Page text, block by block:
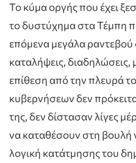
Το κύμα οργής που έχει
το δυστύχημα στα Τέμπη
επόμενα μεγάλα ραντεβού
καταλήψεις,
επίθεση από την πλευρά
κυβερνήσεων δεν
της, δεν δίστασαν λίγες
να καταθέσουν στη βουλή
λογική κατάτμησης του